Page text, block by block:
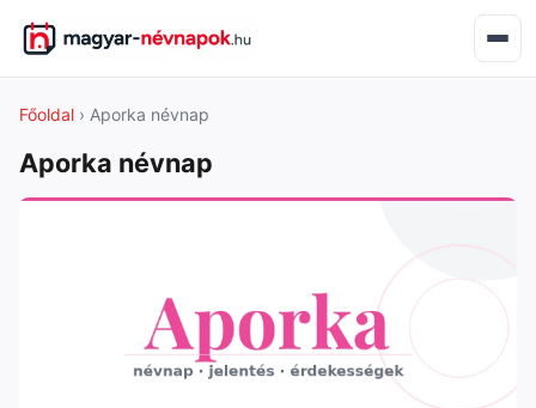
Főoldal › Aporka névnap
Aporka névnap